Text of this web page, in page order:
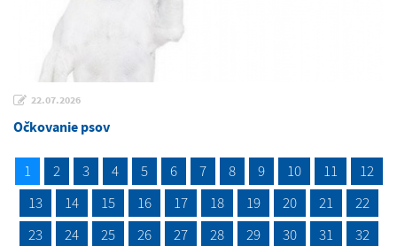
22.07.2026
Očkovanie psov
1 2 3 4 5 6 7 8 9 10 11
12
13
14 15 16 17 18 19 20 21
22
23
24 25 26 27 28 29 30 31
32